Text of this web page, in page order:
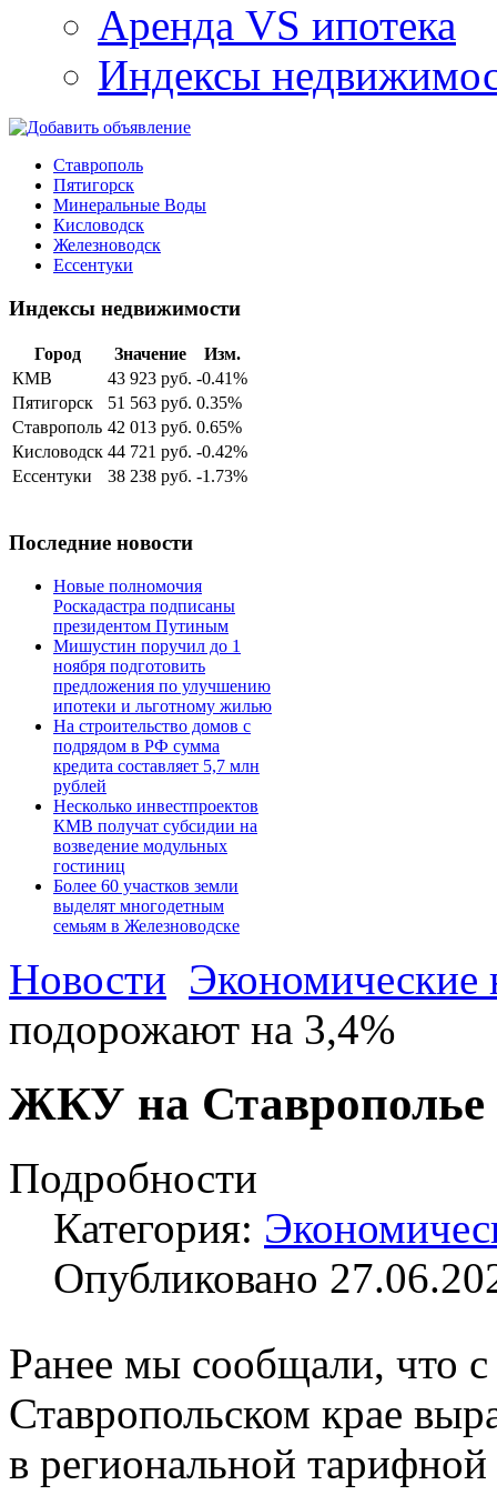
Аренда VS ипотека
Индексы
Ставрополь
Пятигорск
Минеральные Воды
Кисловодск
Железноводск
Ессентуки
Индексы недвижимости
Город Значение
Изм.
КМВ
43 923 руб. -0.41%
Пятигорск
51 563 руб. 0.35%
Ставрополь 42 013 руб. 0.65%
Кисловодск 44 721 руб. -0.42%
Ессентуки
38 238 руб. -1.73%
Последние новости
Новые полномочия
Роскадастра подписаны
президентом Путиным
Мишустин поручил до 1
ноября подготовить
предложения по улучшению
ипотеки и льготному жилью
На строительство домов с
подрядом в РФ сумма
кредита составляет 5,7 млн
рублей
Несколько инвестпроектов
КМВ получат субсидии на
возведение модульных
гостиниц
Более 60 участков земли
выделят многодетным
семьям в Железноводске
Новости Экономические
подорожают на 3,4%
ЖКУ на Ставрополье
Подробности
Категория:
Опубликовано
Ранее мы сообщали, что
Ставропольском крае
в региональной